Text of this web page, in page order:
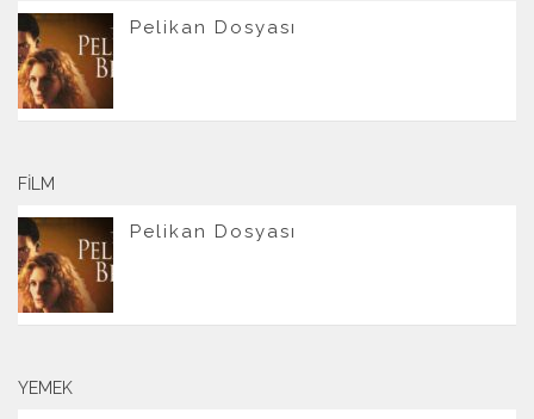
Pelikan Dosyası
FILM
Pelikan Dosyası
YEMEK